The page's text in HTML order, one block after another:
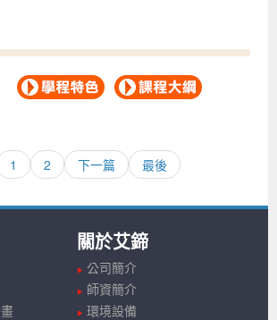
1 2 下一篇 最後
關於艾鍗
公司簡介
師資簡介
環境設備